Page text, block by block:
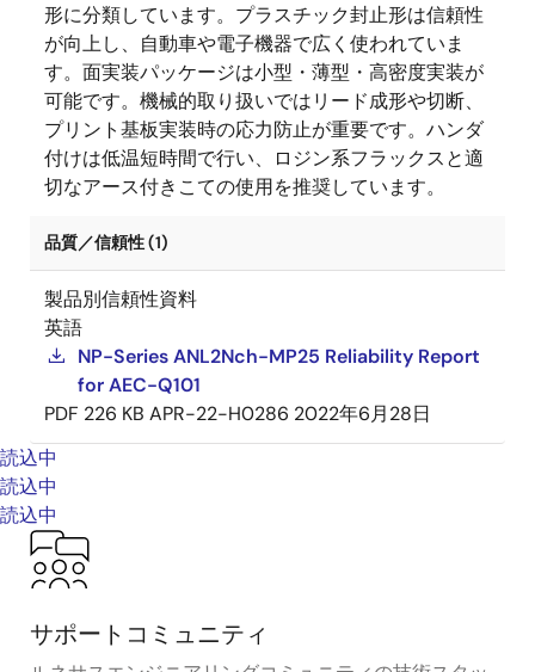
形に分類しています。プラスチック封止形は信頼性
が向上し、自動車や電子機器で広く使われていま
す。面実装パッケージは小型・薄型・高密度実装が
可能です。機械的取り扱いではリード成形や切断、
プリント基板実装時の応力防止が重要です。ハンダ
付けは低温短時間で行い、ロジン系フラックスと適
切なアース付きこての使用を推奨しています。
品質／信頼性 (1)
製品別信頼性資料
英語
NP-Series ANL2Nch-MP25 Reliability Report
for AEC-Q101
PDF 226 KB APR-22-H0286 2022年6月28日
読込中
読込中
読込中
サポートコミュニティ